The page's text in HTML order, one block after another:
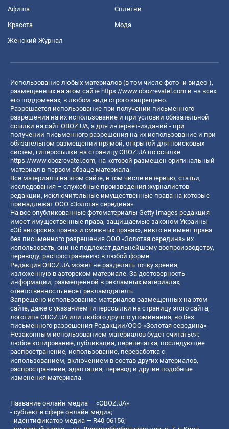
Афиша Сплетни
Красота Мода
Женский Журнал
Использование любых материалов (в том числе фото- и видео-),
размещенных на этом сайте https://www.obozrevatel.com и на всех
его поддоменах, в любом виде строго запрещено.
Разрешается использование при получении письменного
разрешения на их использование и при условии обязательной
ссылки на сайт OBOZ.UA, а для интернет-изданий - при
получении письменного разрешения на их использование и при
обязательном размещении прямой, открытой для поисковых
систем, гиперссылки на страницу OBOZ.UA по ссылке
https://www.obozrevatel.com, на которой размещен оригинальный
материал в первом абзаце материала.
Все материалы на этом сайте, в том числе интервью, статьи,
исследования – служебные произведения журналистов
редакции, исключительные имущественные права на которые
принадлежат ООО «Золотая середина».
На все опубликованные фотоматериалы Getty Images редакция
имеет имущественные права, защищаемые законом Украины
«Об авторских правах и смежных правах», никто не имеет права
без письменного разрешения ООО «Золотая середина» их
использовать, они не подлежат дальнейшему воспроизводству,
переводу, распространению в любой форме.
Редакция OBOZ.UA может не разделять точку зрения,
изложенную в авторском материале. За достоверность
информации, размещенной в рекламных материалах,
ответственность несет рекламодатель.
Запрещено использование материалов размещенных на этом
сайте, даже с указанием гиперссылки на страницу этого сайта,
логотипа OBOZ.UA или любого другого упоминания, но без
письменного разрешения Редакции/ООО «Золотая середина»
Незаконным использованием материалов будет считаться:
любое копирование, публикация, перепечатка, последующее
распространение, использование, переработка с
использованием, включением в состав других материалов,
распространение, адаптация, перевод и другие подобные
изменения материала.
Название онлайн медиа — «OBOZ.UA»
- субъект в сфере онлайн медиа;
- идентификатор медиа — R40-06156;